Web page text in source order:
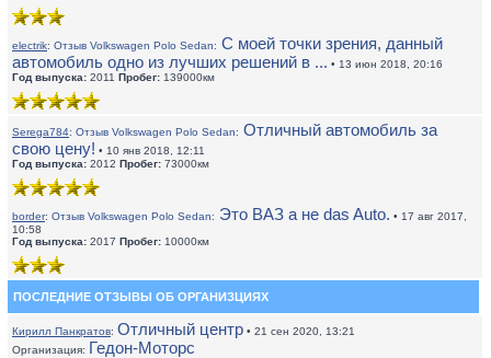
electrik: Отзыв Volkswagen Polo Sedan: С моей точки зрения, данный
автомобиль одно из лучших решений в ... • 13 июн 2018, 20:16
Год выпуска: 2011 Пробег: 139000км
Serega784: Отзыв Volkswagen Polo Sedan: Отличный автомобиль за
свою цену! • 10 янв 2018, 12:11
Год выпуска: 2012 Пробег: 73000км
border: Отзыв Volkswagen Polo Sedan: Это ВАЗ а не das Auto. • 17 авг 2017,
10:58
Год выпуска: 2017 Пробег: 10000км
ПОСЛЕДНИЕ ОТЗЫВЫ ОБ ОРГАНИЗЦИЯХ
Кирилл Панкратов: Отличный центр • 21 сен 2020, 13:21
Организация: Гедон-Моторс